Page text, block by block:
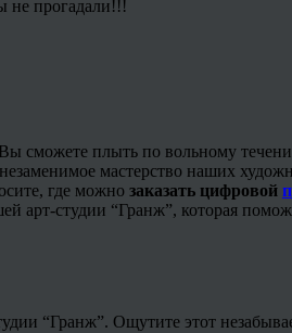
не прогадали!!!
Вы сможете плыть по вольному
мастерство наших
где можно заказать цифровой
арт-студии “Гранж”, которая
“Гранж”. Ощутите этот